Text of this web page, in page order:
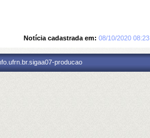
Notícia cadastrada em: 08/10/2020 08:23
producao